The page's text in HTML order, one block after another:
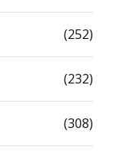
(252)
(232)
(308)